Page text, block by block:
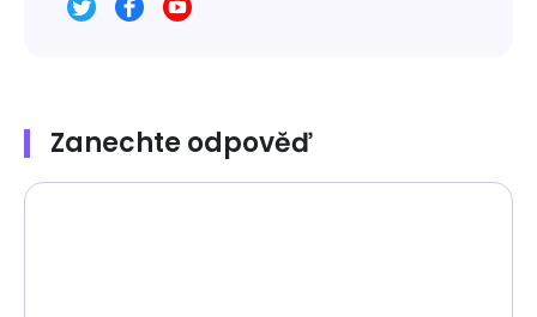
Zanechte odpověď